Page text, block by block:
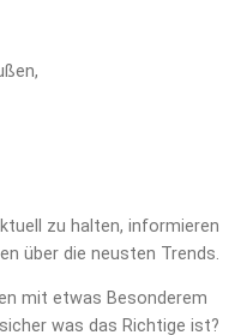
zu halten, informieren
über die neusten Trends.
mit etwas Besonderem
was das Richtige ist?